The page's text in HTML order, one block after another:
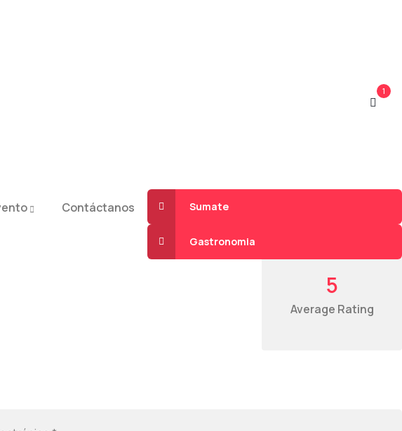
Contáctanos Sumate
Gastronomia
1
5
Average Rating